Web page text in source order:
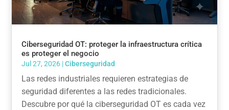
Ciberseguridad OT: proteger la infraestructura crítica
es proteger el negocio
Jul 27, 2026 |Ciberseguridad
Las redes industriales requieren estrategias de
seguridad diferentes a las redes tradicionales.
Descubre por qué la ciberseguridad OT es cada vez